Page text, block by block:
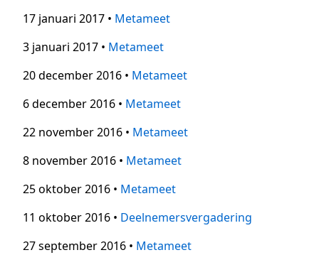
17 januari 2017 • Metameet
3 januari 2017 • Metameet
20 december 2016 • Metameet
6 december 2016 • Metameet
22 november 2016 • Metameet
8 november 2016 • Metameet
25 oktober 2016 • Metameet
11 oktober 2016 • Deelnemersvergadering
27 september 2016 • Metameet